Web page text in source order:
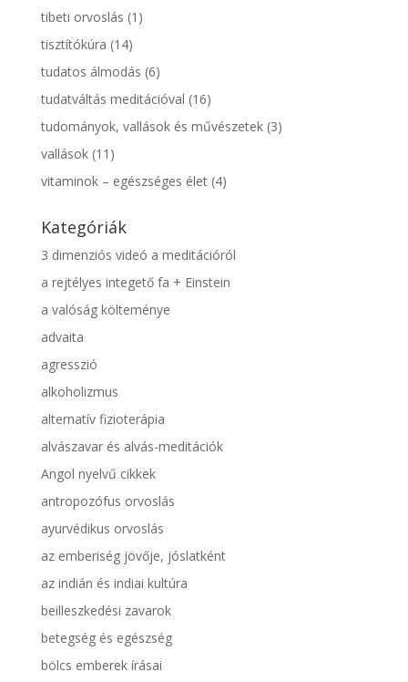
tibeti orvoslás (1)
tisztítókúra (14)
tudatos álmodás (6)
tudatváltás meditációval (16)
tudományok, vallások és művészetek(3)
vallások(11)
vitaminok – egészséges élet(4)
Kategóriák
3 dimenziós videó a meditációról
a rejtélyes integető fa + Einstein
a valóság költeménye
advaita
agresszió
alkoholizmus
alternatív fizioterápia
alvászavar és alvás-meditációk
Angol nyelvű cikkek
antropozófus orvoslás
ayurvédikus orvoslás
az emberiség jövője, jóslatként
az indián és indiai kultúra
beilleszkedési zavarok
betegség és egészség
bölcs emberek írásai